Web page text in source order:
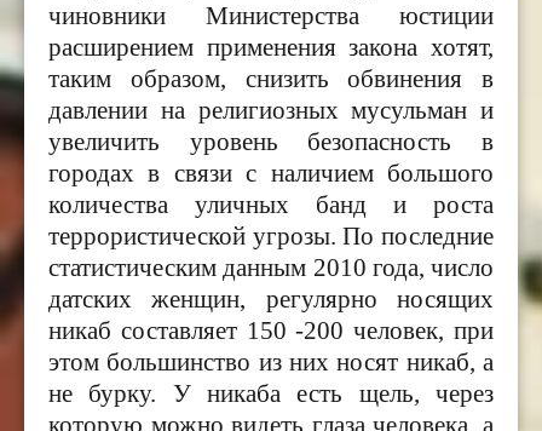
чиновники Министерства юстиции
расширением применения закона хотят,
таким образом, снизить обвинения в
давлении на религиозных мусульман и
увеличить уровень безопасность в
городах в связи с наличием большого
количества уличных банд и роста
террористической угрозы. По последние
статистическим данным 2010 года, число
датских женщин, регулярно носящих
никаб составляет 150 -200 человек, при
этом большинство из них носят никаб, а
не бурку. У никаба есть щель, через
которую можно видеть глаза человека, а